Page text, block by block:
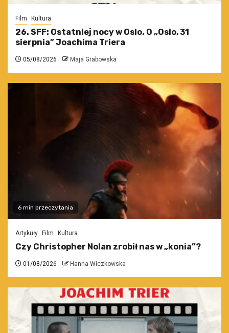
Film Kultura
26. SFF: Ostatniej nocy w Oslo. O „Oslo, 31
sierpnia” Joachima Triera
05/08/2026 Maja Grabowska
6 min przeczytania
Artykuły Film Kultura
Czy Christopher Nolan zrobił nas w „konia”?
01/08/2026 Hanna Wiczkowska